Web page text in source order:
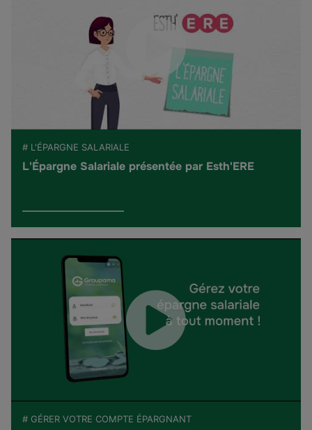
# L'ÉPARGNE SALARIALE
L'Épargne Salariale présentée par Esth'ERE
# GÉRER VOTRE COMPTE ÉPARGNANT